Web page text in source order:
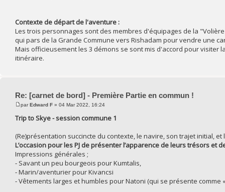
Contexte de départ de l'aventure :
Les trois personnages sont des membres d'équipages de la
qui pars de la Grande Commune vers Rishadam pour vendre une
Mais officieusement les 3 démons se sont mis d'accord pour visiter
itinéraire.
Re: [carnet de bord] - Première Partie en commun !
parEdward F » 04 Mar 2022, 16:24
Trip to Skye - session commune 1
(Re)présentation succincte du contexte, le navire, son trajet initial,
L’occasion pour les PJ de présenter l’apparence de leurs trésors et
Impressions générales ;
⁃ Savant un peu bourgeois pour Kumtalis,
⁃ Marin/aventurier pour Kivancsi
⁃ Vêtements larges et humbles pour Natoni (qui se présente comme